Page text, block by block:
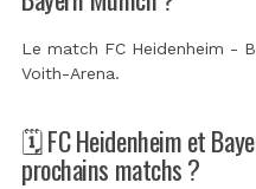
Le match FC Heidenheim -
Voith-Arena.
🗓️ FC Heidenheim et
prochains matchs ?